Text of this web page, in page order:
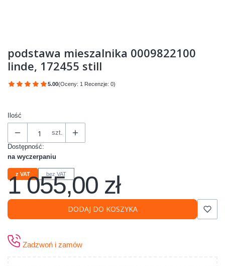
podstawa mieszalnika 0009822100
linde, 172455 still
5.00(Oceny: 1 Recenzje: 0)
Przejdź do sekcji Opinie
Ilość
szt.
Dostępność:
na wyczerpaniu
z VAT bez VAT
Cena
1 055,00 zł
DODAJ DO KOSZYKA
Zadzwoń i zamów